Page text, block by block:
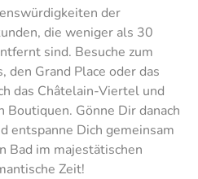
der
die weniger als 30
sind. Besuche zum
den Grand Place oder das
das Châtelain-Viertel und
Boutiquen. Gönne Dir danach
entspanne Dich gemeinsam
Bad im majestätischen
Zeit!